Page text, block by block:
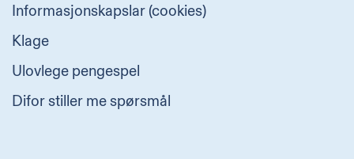
Informasjonskapslar (cookies)
Klage
Ulovlege pengespel
Difor stiller me spørsmål